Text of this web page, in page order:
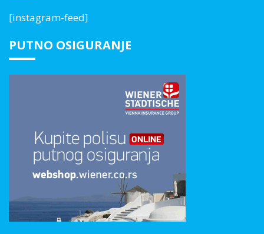
[instagram-feed]
PUTNO OSIGURANJE